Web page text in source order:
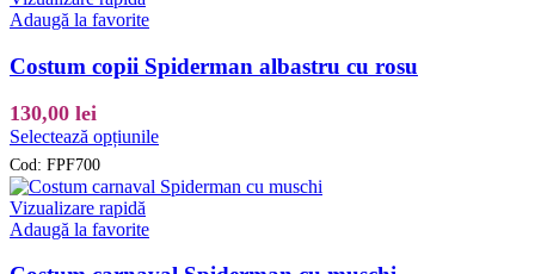
Opțiunile
pot
în
produsului.
Adaugă la favorite
Costum copii Spiderman albastru cu rosu
130,00 lei
Selectează opțiunileAcest
are
mai
Opțiunile
Cod: FPF700
Vizualizare rapidă
Adaugă la favorite